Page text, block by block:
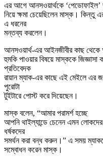
এর আগে আনসওয়ার্থকে ‘পেডোফাইল’
নিয়ে ক্ষমা চেয়েছিলেন মাস্ক। কিন্তু
এ ধরনের
মন্তব্য করলেন।
আনসওয়ার্থ-এর আইনজীবীর কাছ
হুমকি পাওয়ার বিষয়ে মাস্ককে
প্রতিবেদক
রায়ান ম্যাক-এর কাছে এই মেইলে এর
পুরোটা
টুইটারে পোস্ট করে দিয়েছেন।
মাস্ক বলেন, “আমার পরামর্শ হচ্ছে
আপনি থাইল্যান্ডে চেনেন এমন
ধর্ষকদের
সমর্থন করা বন্ধ করুন।” এ সময়
সম্বোধন করেন মাস্ক।